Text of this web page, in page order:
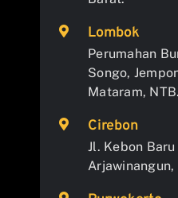
Lombok
Perumahan
Songo,
Mataram, NTB.
Cirebon
Jl. Kebon
Arjawinangun,